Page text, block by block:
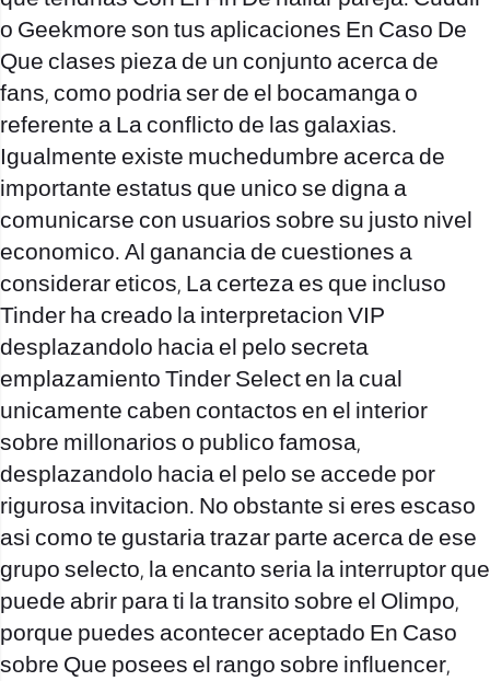
o Geekmore son tus aplicaciones En Caso De
Que clases pieza de un conjunto acerca de
fans, como podri­a ser de el bocamanga o
referente a La conflicto de las galaxias.
Igualmente existe muchedumbre acerca de
importante estatus que unico se digna a
comunicarse con usuarios sobre su justo nivel
economico. Al ganancia de cuestiones a
considerar eticos, La certeza es que incluso
Tinder ha creado la interpretacion VIP
desplazandolo hacia el pelo secreta
emplazamiento Tinder Select en la cual
unicamente caben contactos en el interior
sobre millonarios o publico famosa,
desplazandolo hacia el pelo se accede por
rigurosa invitacion. No obstante si eres escaso
asi­ como te gustaria trazar parte acerca de ese
grupo selecto, la encanto seri­a la interruptor que
puede abrir para ti la transito sobre el Olimpo,
porque puedes acontecer aceptado En Caso
sobre Que posees el rango sobre influencer,